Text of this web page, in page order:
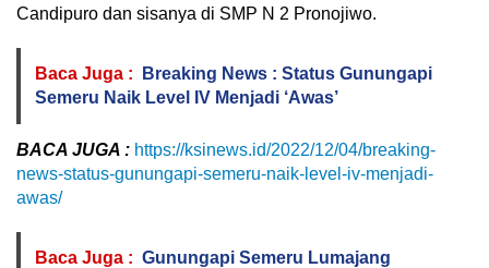
Candipuro dan sisanya di SMP N 2 Pronojiwo.
Baca Juga :
Breaking News : Status Gunungapi
Semeru Naik Level IV Menjadi ‘Awas’
BACA JUGA : https://ksinews.id/2022/12/04/breaking-
news-status-gunungapi-semeru-naik-level-iv-menjadi-
awas/
Baca Juga : Gunungapi Semeru Lumajang